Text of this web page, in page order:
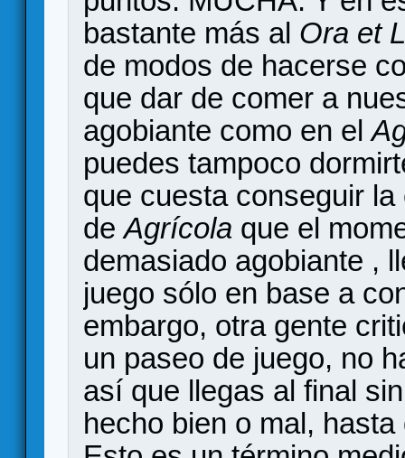
bastante más al Ora et
de modos de hacerse
que dar de comer a
agobiante como en el
puedes tampoco
que cuesta conseguir
deAgrícola que el
demasiado agobiante ,
juego sólo en base a
embargo, otra gente
un paseo de juego, no
así que llegas al final
hecho bien o mal,